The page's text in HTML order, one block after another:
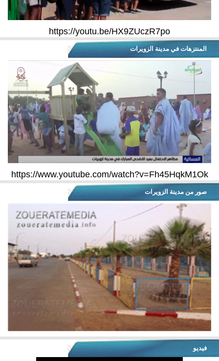
https://youtu.be/HX9ZUczR7po
المنتزهات في مدينة الزويرات
https://www.youtube.com/watch?v=Fh45HqkM1Ok
صور من مدينة الزويرات
فيديو